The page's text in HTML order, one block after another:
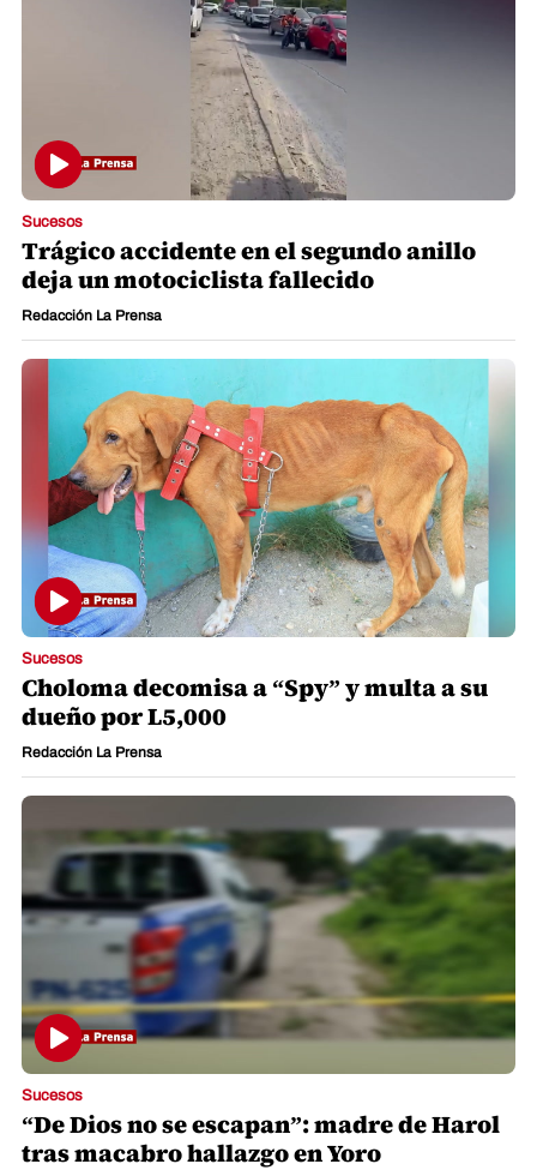
Sucesos
Trágico accidente en el segundo anillo
deja un motociclista fallecido
Redacción La Prensa
Sucesos
Choloma decomisa a “Spy” y multa a su
dueño por L5,000
Redacción La Prensa
Sucesos
“De Dios no se escapan”: madre de Harol
tras macabro hallazgo en Yoro